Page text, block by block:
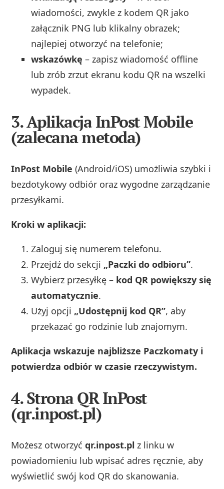
wiadomości, zwykle z kodem QR jako
załącznik PNG lub klikalny obrazek;
najlepiej otworzyć na telefonie;
wskazówkę – zapisz wiadomość offline
lub zrób zrzut ekranu kodu QR na wszelki
wypadek.
3. Aplikacja InPost Mobile
(zalecana metoda)
InPost Mobile (Android/iOS) umożliwia szybki i
bezdotykowy odbiór oraz wygodne zarządzanie
przesyłkami.
Kroki w aplikacji:
Zaloguj się numerem telefonu.
Przejdź do sekcji „Paczki do odbioru”.
Wybierz przesyłkę – kod QR powiększy się
automatycznie.
Użyj opcji „Udostępnij kod QR”, aby
przekazać go rodzinie lub znajomym.
Aplikacja wskazuje najbliższe Paczkomaty i
potwierdza odbiór w czasie rzeczywistym.
4. Strona QR InPost
(qr.inpost.pl)
Możesz otworzyćqr.inpost.pl z linku w
powiadomieniu lub wpisać adres ręcznie, aby
wyświetlić swój kod QR do skanowania.